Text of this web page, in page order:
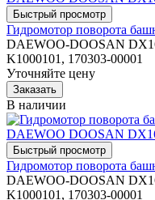
Гидромотор поворота
DAEWOO-DOOSAN
K1000101, 170303-00001
Уточняйте цену
В наличии
Гидромотор поворота
DAEWOO-DOOSAN
K1000101, 170303-00001